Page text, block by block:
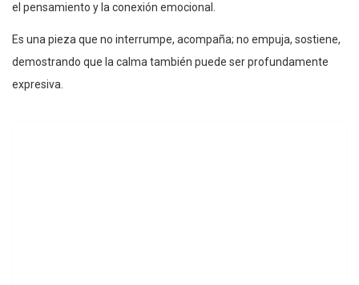
el pensamiento y la conexión emocional.
Es una pieza que no interrumpe, acompaña; no empuja, sostiene,
demostrando que la calma también puede ser profundamente
expresiva.